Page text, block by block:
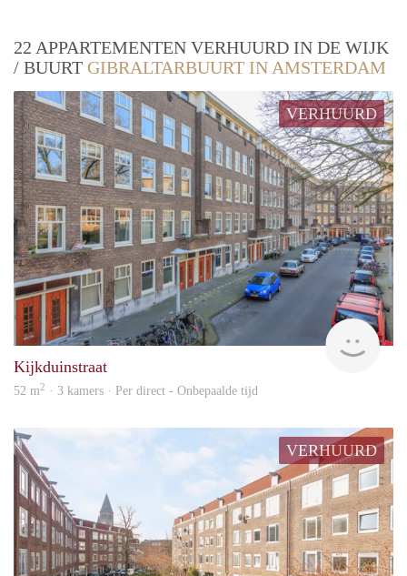
22 APPARTEMENTEN VERHUURD IN DE WIJK
/ BUURT GIBRALTARBUURT IN AMSTERDAM
VERHUURD
Kijkduinstraat
52 m2 · 3 kamers · Per direct - Onbepaalde tijd
VERHUURD